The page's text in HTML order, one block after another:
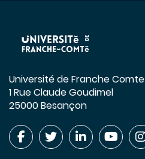
Université de Franche Comte
1 Rue Claude Goudimel
25000 Besançon